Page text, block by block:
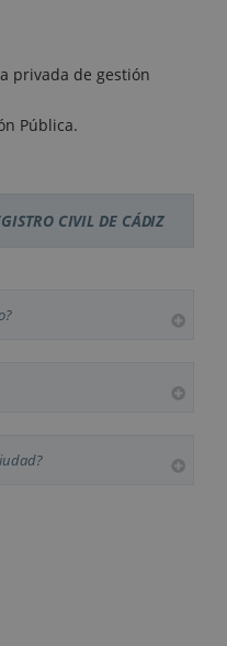
privada de gestión
Pública.
CIVIL DE CÁDIZ